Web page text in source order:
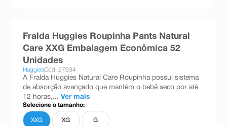
esmalte
ºabsorvente
Fralda Huggies Roupinha Pants Natural
Care XXG Embalagem Econômica 52
Unidades
HuggiesCód: 27934
A Fralda Huggies Natural Care Roupinha possui sistema
de absorção avançado que mantém o bebê seco por até
12 horas,... Ver mais
Selecione o tamanho:
XXG XG G